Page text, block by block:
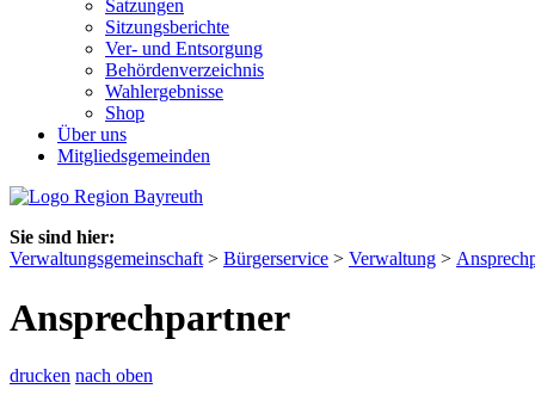
Satzungen
Sitzungsberichte
Ver- und Entsorgung
Behördenverzeichnis
Wahlergebnisse
Shop
Über uns
Mitgliedsgemeinden
Sie sind hier:
Verwaltungsgemeinschaft > Bürgerservice > Verwaltung >
Ansprechpartner
drucken nach oben